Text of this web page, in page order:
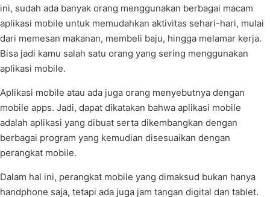
ini, sudah ada banyak orang menggunakan berbagai macam
aplikasi mobile untuk memudahkan aktivitas sehari-hari, mulai
dari memesan makanan, membeli baju, hingga melamar kerja.
Bisa jadi kamu salah satu orang yang sering menggunakan
aplikasi mobile.
Aplikasi mobile atau ada juga orang menyebutnya dengan
mobile apps. Jadi, dapat dikatakan bahwa aplikasi mobile
adalah aplikasi yang dibuat serta dikembangkan dengan
berbagai program yang kemudian disesuaikan dengan
perangkat mobile.
Dalam hal ini, perangkat mobile yang dimaksud bukan hanya
handphone saja, tetapi ada juga jam tangan digital dan tablet.